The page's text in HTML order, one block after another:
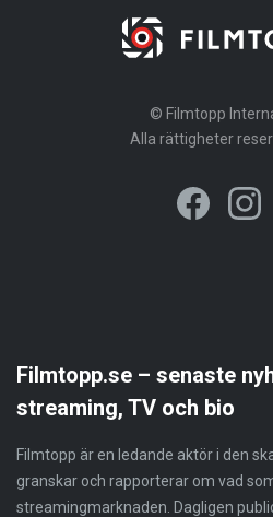
© Filmtopp
Alla rättigheter
Filmtopp.se – senaste
streaming, TV och bio
Filmtopp är en ledande aktör i den
granskar och rapporterar om vad
streamingmarknaden. Dagligen